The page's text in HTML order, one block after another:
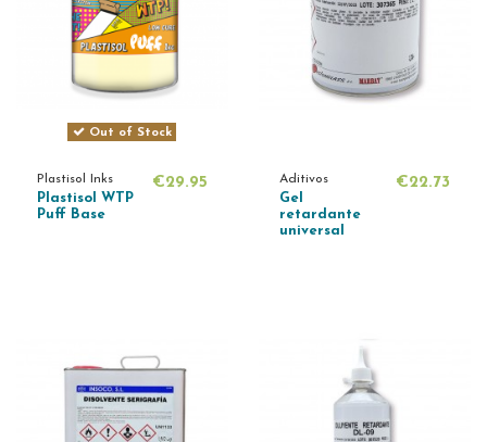
Out of Stock
Plastisol Inks
Plastisol WTP
Puff Base
€29.95 Aditivos
Gel
retardante
universal
€22.73